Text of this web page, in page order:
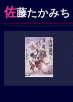
佐藤たかみち